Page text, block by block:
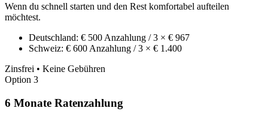
Wenn du schnell starten und den Rest komfortabel aufteilen
möchtest.
Deutschland: € 500 Anzahlung / 3 × € 967
Schweiz: € 600 Anzahlung / 3 × € 1.400
Zinsfrei • Keine Gebühren
Option 3
6 Monate Ratenzahlung